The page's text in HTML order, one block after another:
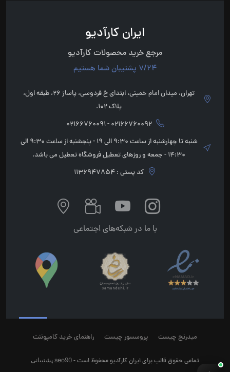
ایران کارآدیو
مرجع خرید محصولات کارآدیو
7/24 پشتیبان شما هستیم
تهران، میدان امام خمینی، ابتدای خ فردوسی، پاساژ 26، طبقه اول،
پلاک 102.
02166760092 - 02166760091
شنبه تا چهارشنبه از ساعت 9:30 الی 19 - پنجشنبه از ساعت 9:30 الی
14:30 - جمعه و روزهای تعطیل فروشگاه تعطیل می باشد.
کد پستی : 1136947854
با ما در شبکه‌های اجتماعی
میدرنج چیست پروسسور چیست راهنمای خرید کامپوننت
تمامی حقوق قالب برای ایران کارآدیو محفوظ است -seo90پشتیبانی